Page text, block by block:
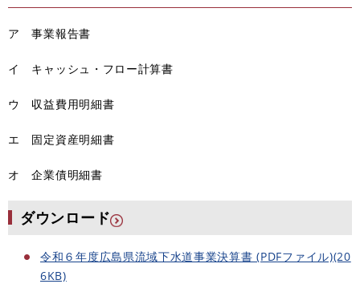
ア 事業報告書
イ キャッシュ・フロー計算書
ウ 収益費用明細書
エ 固定資産明細書
オ 企業債明細書
ダウンロード
令和６年度広島県流域下水道事業決算書 (PDFファイル)(20
6KB)